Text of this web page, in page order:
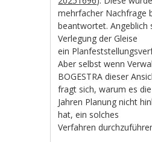
mehrfacher Nachfrage
beantwortet. Angeblich
Verlegung der Gleise
ein
Aber selbst wenn
BOGESTRA dieser
fragt sich, warum es
Jahren Planung nicht
hat, ein solches
Verfahren